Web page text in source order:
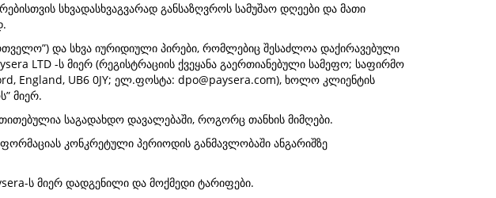
სხვადასხვაგვარად განსაზღვროს სამუშაო დღეები და მათი
და სხვა იურიდიული პირები, რომლებიც შესაძლოა დაქირავებული
LTD -ს მიერ (რეგისტრაციის ქვეყანა გაერთიანებული სამეფო; საფირმო
England, UB6 0JY; ელ.ფოსტა: dpo@paysera.com), ხოლო კლიენტის
მიერ.
საგადახდო დავალებაში, როგორც თანხის მიმღები.
კონკრეტული პერიოდის განმავლობაში ანგარიშზე
ს მიერ დადგენილი და მოქმედი ტარიფები.